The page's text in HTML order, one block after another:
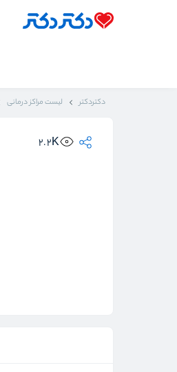
دکتردکتر لیست مراکز درمانی
2.2K